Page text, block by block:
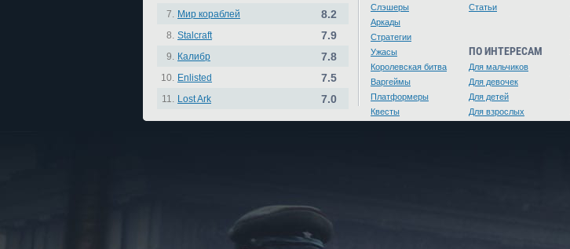
7. Мир кораблей 8.2
8. Stalcraft 7.9
9. Калибр 7.8
10. Enlisted 7.5
11. Lost Ark 7.0
Слэшеры
Аркады
Стратегии
Ужасы
Королевская битва
Варгеймы
Платформеры
Квесты
Статьи
ПО ИНТЕРЕСАМ
Для мальчиков
Для девочек
Для детей
Для взрослых